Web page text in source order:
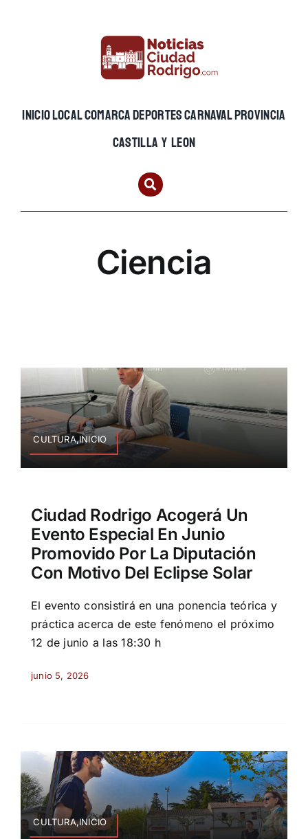
INICIOLOCALCOMARCADEPORTESCARNAVALPROVINCIA
CASTILLA Y LEON
Ciencia
CULTURA,INICIO
Ciudad Rodrigo Acogerá Un
Evento Especial En Junio
Promovido Por La Diputación
Con Motivo Del Eclipse Solar
El evento consistirá en una ponencia teórica y
práctica acerca de este fenómeno el próximo
12 de junio a las 18:30 h
junio 5, 2026
CULTURA,INICIO